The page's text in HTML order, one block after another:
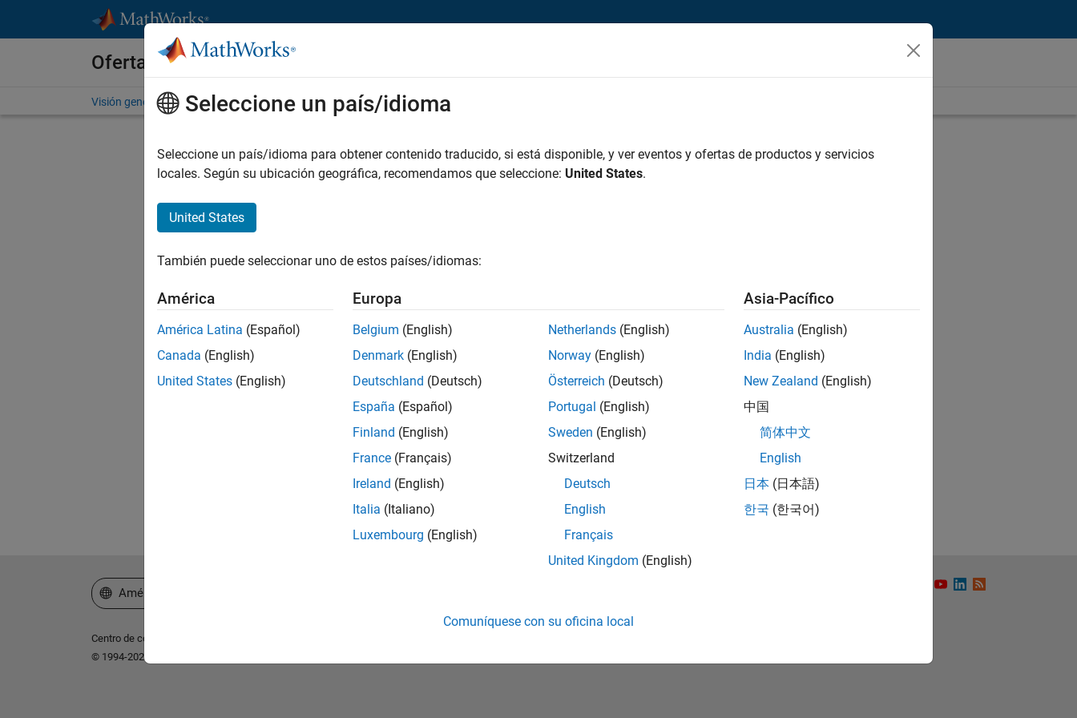
Ofertas de empleo en MathWorks
Visión general Búsqueda de empleo Oficinas locales Estudiantes y nuevas carreras
Enviar solicitud
Dirección de correo electrónico
Contraseña
Crear cuenta
Seleccione un país/idioma
Seleccione un país/idioma para obtener contenido traducido, si está disponible, y ver eventos y ofertas de productos y servicios
locales. Según su ubicación geográfica, recomendamos que seleccione: United States.
United States
También puede seleccionar uno de estos países/idiomas:
América
América Latina (Español)
Canada (English)
United States (English)
Europa
Belgium (English)
Denmark (English)
Deutschland (Deutsch)
España (Español)
Finland (English)
France (Français)
Ireland (English)
Italia (Italiano)
Luxembourg (English)
Netherlands (English)
Norway (English)
Österreich (Deutsch)
Portugal (English)
Sweden (English)
Switzerland
Deutsch
English
Français
United Kingdom (English)
Asia-Pacífico
Australia (English)
India (English)
New Zealand (English)
中国
简体中文
English
日本 (日本語)
한국 (한국어)
Comuníquese con su oficina local
Seleccione un país/idioma
América Latina
Centro de confianza
© 1994-2026 The MathWorks, Inc.